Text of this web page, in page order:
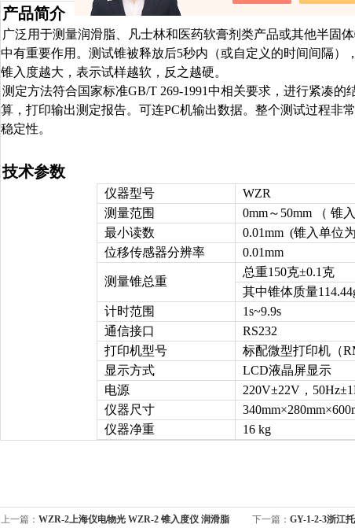
产品简介
广泛用于测量润滑脂、凡士林和医药软膏剂类产品或其他半固
中有重要作用。测试锥被释放后5秒内（或自定义的时间间隔）
锥入度越大，表示试样越软，反之越硬。
测定方法符合国家标准GB/T 269-1991中相关要求，进行紧凑
算，打印输出测定报告。可连PC机输出数据。整个测试过程非
稳定性。
技术参数
仪器型号
WZR
测量范围
0mm～50mm （ 锥
最小读数
0.01mm (锥入单位
位移传感器分辨率
0.01mm
测量锥总重
总重150克±0.1克
其中锥体质量
计时范围
1s~9.9s
通信接口
RS232
打印机型号
标配微型打印机（
显示方式
LCD液晶屏显示
电源
220V±22V，
仪器尺寸
仪器净重
16 kg
上一篇： WZR-2上海仪电物光 WZR-2 锥入度仪 润滑脂 下一篇： GY-1-2-3浙江